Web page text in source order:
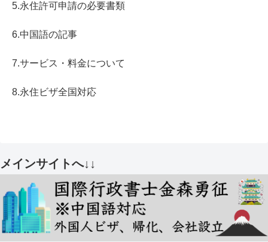
5.永住許可申請の必要書類
6.中国語の記事
7.サービス・料金について
8.永住ビザ全国対応
メインサイトへ↓↓